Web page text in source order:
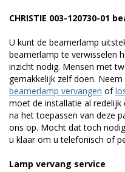
CHRISTIE 003-120730-01
U kunt de beamerlamp
beamerlamp te verwisselen
inzicht nodig. Mensen met
gemakkelijk zelf doen.
beamerlamp vervangen of
moet de installatie al redelijk
na het toepassen van deze
ons op. Mocht dat toch
u klaar om u telefonisch of
Lamp vervang service